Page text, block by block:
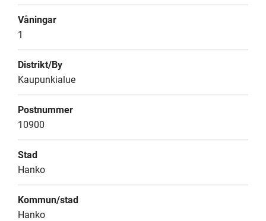
Våningar
1
Distrikt/By
Kaupunkialue
Postnummer
10900
Stad
Hanko
Kommun/stad
Hanko